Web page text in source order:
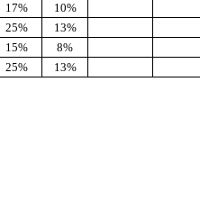
17%
10%
25%
13%
15%
8%
25% 13%